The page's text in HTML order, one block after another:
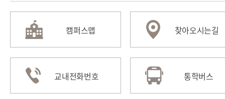
캠퍼스맵 찾아오시는길
교내전화번호 통학버스